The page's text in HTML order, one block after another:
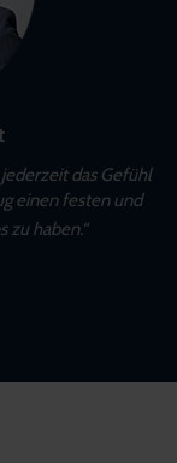
das Gefühl
einen festen und
zu haben.“